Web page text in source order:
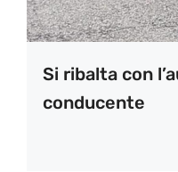
Si ribalta con
conducente